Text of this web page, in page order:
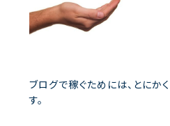
ブログで稼ぐためには、とにか
す。